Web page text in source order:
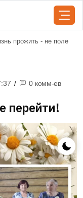
прожить - не поле
0 комм-ев
перейти!